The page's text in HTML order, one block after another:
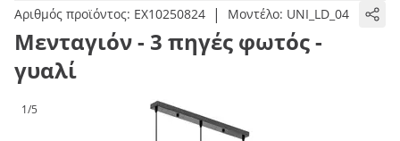
Αριθμός προϊόντος: EX10250824 | Μοντέλο: UNI_LD_04
Μενταγιόν - 3 πηγές φωτός -
γυαλί
1/5